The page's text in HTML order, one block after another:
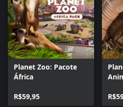
2 NOVOS CENÁRIOS DESAFIADORES
o Viaje para as pradarias selvagens
de campanha totalmente novo.
Summers a cuidar de animais
diversos habitantes da sua vasta
adequado.
o Conheça as maravilhas reclusas de
você terá tempo limitado para
escondida no deserto em atração
geradores de energia do zoológico
bem, então você vai ter que se virar
Planet Zoo: Pacote
África
R$59,95